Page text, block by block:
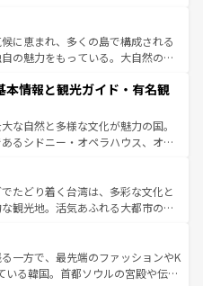
光、ショッピング、エンターテイ
的なスポットだ。一方、アメリカ
、グランドキャニオンやイエロー
は、音楽と美食が融合した独特の
メリカの各地域で異なる魅力を楽
と豊かな歴史を感じることができ
トリップや列車の旅も、アメリカ
に恵まれ、多くの島で構成される
の魅力をもっている。大自然の神
た、定番の観光地といえばオアフ
めるならマウイ島やカウアイ島が
リーンに輝く海をはじめ、豊かな
る。「アロハスピリット」と呼ば
フードやハワイアンミュージッ
など、すべてがハワイの魅力を彩
新しい発見と感動が待っているハ
本情報と観光ガイド・有名観
な自然と多様な文化が魅力の国。
るシドニー・オペラハウス、オー
にそびえるウルル（エアーズロッ
い原生林やケアンズの熱帯雨林な
。また、カフェやワイン、オージ
充実しており、サーフィンやダイ
、アウトドア好きにはたまらな
彩な魅力を存分に味わいつくそ
たどり着く台湾は、多彩な文化と
観光地。活気あふれる大都市の台
である台湾東部など、都市の喧騒
ており、訪れる人に新しい発見と
。また、奥深い台湾の食文化も魅
一方で、最先端のファッションやK
いる韓国。首都ソウルの宮殿や伝統